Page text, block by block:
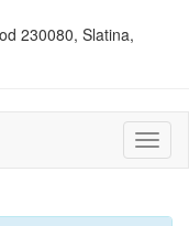
230080, Slatina,
sau